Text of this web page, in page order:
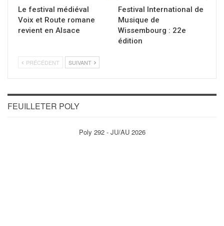
Le festival médiéval
Voix et Route romane
revient en Alsace
Festival International de
Musique de
Wissembourg : 22e
édition
PRÉCÉDENT SUIVANT
FEUILLETER POLY
Poly 292 - JU/AU 2026